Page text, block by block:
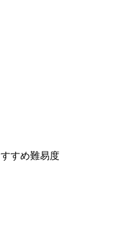
すめ難易度